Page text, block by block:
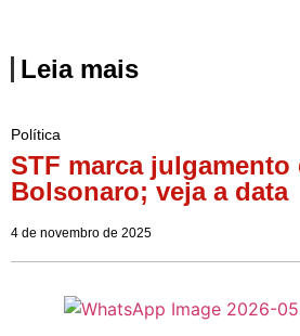
Leia mais
Política
STF marca julgamento
Bolsonaro; veja a data
4 de novembro de 2025